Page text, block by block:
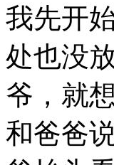
我先开
处也没
爷，就
和爸爸